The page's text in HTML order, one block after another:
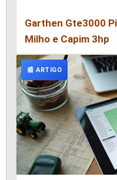
Garthen Gte3000
Milho e Capim 3hp
📰 ARTIGO